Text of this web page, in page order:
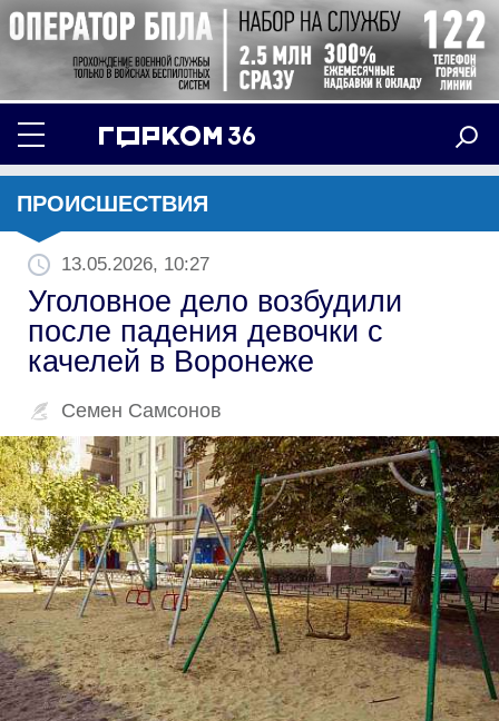
ПРОИСШЕСТВИЯ
13.05.2026, 10:27
Уголовное дело возбудили
после падения девочки с
качелей в Воронеже
Семен Самсонов